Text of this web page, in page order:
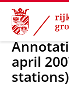
Skip
Content
Skip
Navigation
Over ons
april
stations)